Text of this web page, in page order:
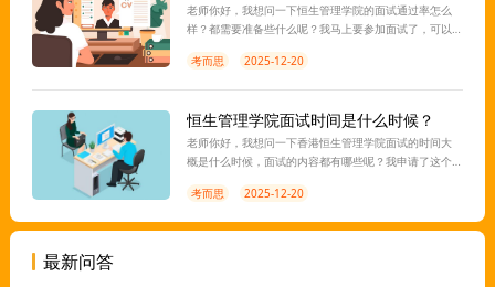
老师你好，我想问一下恒生管理学院的面试通过率怎么
样？都需要准备些什么呢？我马上要参加面试了，可以
考而思
2025-12-20
恒生管理学院面试时间是什么时候？
老师你好，我想问一下香港恒生管理学院面试的时间大
概是什么时候，面试的内容都有哪些呢？我申请了这个
考而思
2025-12-20
最新问答